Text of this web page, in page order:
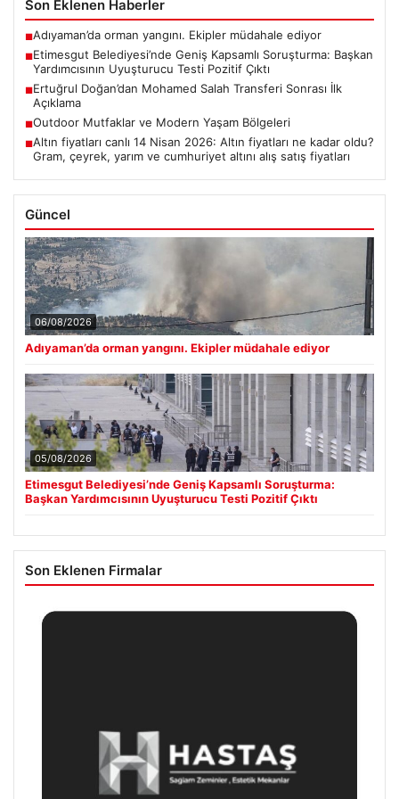
Son Eklenen Haberler
■Adıyaman’da orman yangını. Ekipler müdahale ediyor
■Etimesgut Belediyesi’nde Geniş Kapsamlı Soruşturma: Başkan
Yardımcısının Uyuşturucu Testi Pozitif Çıktı
■Ertuğrul Doğan’dan Mohamed Salah Transferi Sonrası İlk
Açıklama
■Outdoor Mutfaklar ve Modern Yaşam Bölgeleri
■Altın fiyatları canlı 14 Nisan 2026: Altın fiyatları ne kadar oldu?
Gram, çeyrek, yarım ve cumhuriyet altını alış satış fiyatları
Güncel
06/08/2026
Adıyaman’da orman yangını. Ekipler müdahale ediyor
05/08/2026
Etimesgut Belediyesi’nde Geniş Kapsamlı Soruşturma:
Başkan Yardımcısının Uyuşturucu Testi Pozitif Çıktı
Son Eklenen Firmalar